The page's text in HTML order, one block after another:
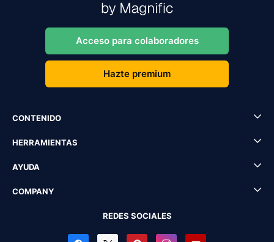
Acceso para colaboradores
Hazte premium
CONTENIDO
HERRAMIENTAS
AYUDA
COMPANY
REDES SOCIALES